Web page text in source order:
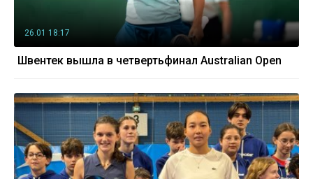
26.01 18:17
Швентек вышла в четвертьфинал Australian Open